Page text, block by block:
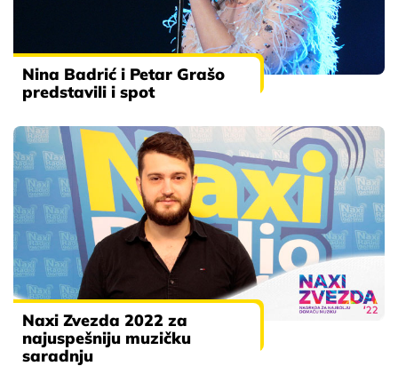
Nina Badrić i Petar Grašo
predstavili i spot
Naxi Zvezda 2022 za
najuspešniju muzičku
saradnju